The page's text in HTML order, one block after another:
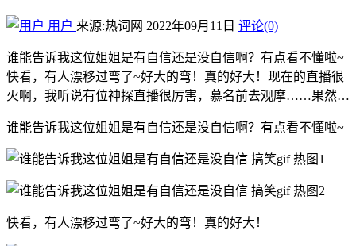
用户 来源:热词网 2022年09月11日 评论(0)
谁能告诉我这位姐姐是有自信还是没自信啊？有点看不懂啦~
快看，有人漂移过弯了~好大的弯！真的好大！现在的直播很
火啊，我听说有位神探直播很厉害，慕名前去观摩……果然…
谁能告诉我这位姐姐是有自信还是没自信啊？有点看不懂啦~
快看，有人漂移过弯了~好大的弯！真的好大！